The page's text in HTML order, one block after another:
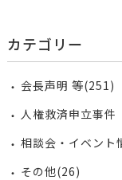
カテゴリー
会長声明 等(251)
人権救済申立事
相談会・イベント
その他(26)